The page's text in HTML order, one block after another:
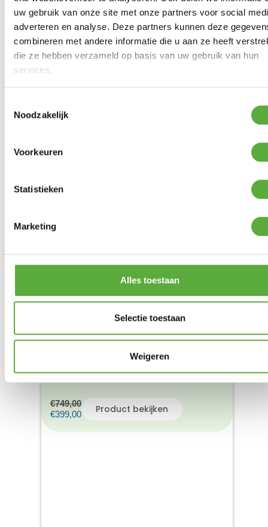
uw gebruik van onze site met onze partners voor social
adverteren en analyse. Deze partners kunnen deze
combineren met andere informatie die u aan ze heeft
die ze hebben verzameld op basis van uw gebruik van hun
services.
Noodzakelijk
Voorkeuren
Statistieken
Marketing
Alles toestaan
Selectie toestaan
Weigeren
TODT HILL TUIN LOUNGEBANK 2-
ZITS
€749,00
€399,00 Product bekijken